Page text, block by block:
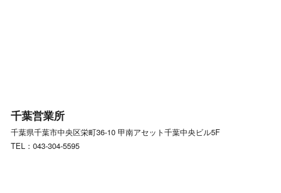
千葉営業所
千葉県千葉市中央区栄町36-10 甲南アセット千葉中央ビル5F
TEL：043-304-5595